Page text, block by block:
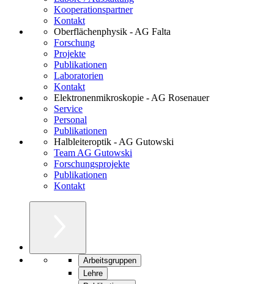
Kooperationspartner
Kontakt
Oberflächenphysik - AG Falta
Forschung
Projekte
Publikationen
Laboratorien
Kontakt
Elektronenmikroskopie - AG Rosenauer
Service
Personal
Publikationen
Halbleiteroptik - AG Gutowski
Team AG Gutowski
Forschungsprojekte
Publikationen
Kontakt
Arbeitsgruppen
Lehre